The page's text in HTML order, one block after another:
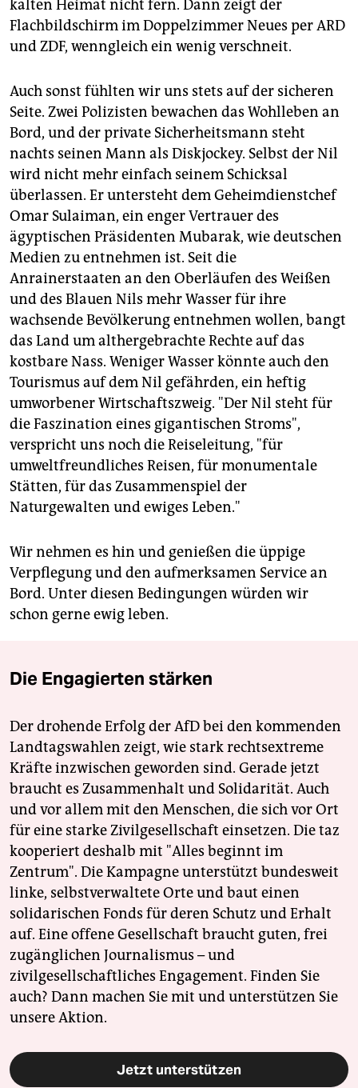
kalten Heimat nicht fern. Dann zeigt der
Flachbildschirm im Doppelzimmer Neues per ARD
und ZDF, wenngleich ein wenig verschneit.
Auch sonst fühlten wir uns stets auf der sicheren
Seite. Zwei Polizisten bewachen das Wohlleben an
Bord, und der private Sicherheitsmann steht
nachts seinen Mann als Diskjockey. Selbst der Nil
wird nicht mehr einfach seinem Schicksal
überlassen. Er untersteht dem Geheimdienstchef
Omar Sulaiman, ein enger Vertrauer des
ägyptischen Präsidenten Mubarak, wie deutschen
Medien zu entnehmen ist. Seit die
Anrainerstaaten an den Oberläufen des Weißen
und des Blauen Nils mehr Wasser für ihre
wachsende Bevölkerung entnehmen wollen, bangt
das Land um althergebrachte Rechte auf das
kostbare Nass. Weniger Wasser könnte auch den
Tourismus auf dem Nil gefährden, ein heftig
umworbener Wirtschaftszweig. "Der Nil steht für
die Faszination eines gigantischen Stroms",
verspricht uns noch die Reiseleitung, "für
umweltfreundliches Reisen, für monumentale
Stätten, für das Zusammenspiel der
Naturgewalten und ewiges Leben."
Wir nehmen es hin und genießen die üppige
Verpflegung und den aufmerksamen Service an
Bord. Unter diesen Bedingungen würden wir
schon gerne ewig leben.
Die Engagierten stärken
Der drohende Erfolg der AfD bei den kommenden
Landtagswahlen zeigt, wie stark rechtsextreme
Kräfte inzwischen geworden sind. Gerade jetzt
braucht es Zusammenhalt und Solidarität. Auch
und vor allem mit den Menschen, die sich vor Ort
für eine starke Zivilgesellschaft einsetzen. Die taz
kooperiert deshalb mit "Alles beginnt im
Zentrum". Die Kampagne unterstützt bundesweit
linke, selbstverwaltete Orte und baut einen
solidarischen Fonds für deren Schutz und Erhalt
auf. Eine offene Gesellschaft braucht guten, frei
zugänglichen Journalismus – und
zivilgesellschaftliches Engagement. Finden Sie
auch? Dann machen Sie mit und unterstützen Sie
unsere Aktion.
Jetzt unterstützen